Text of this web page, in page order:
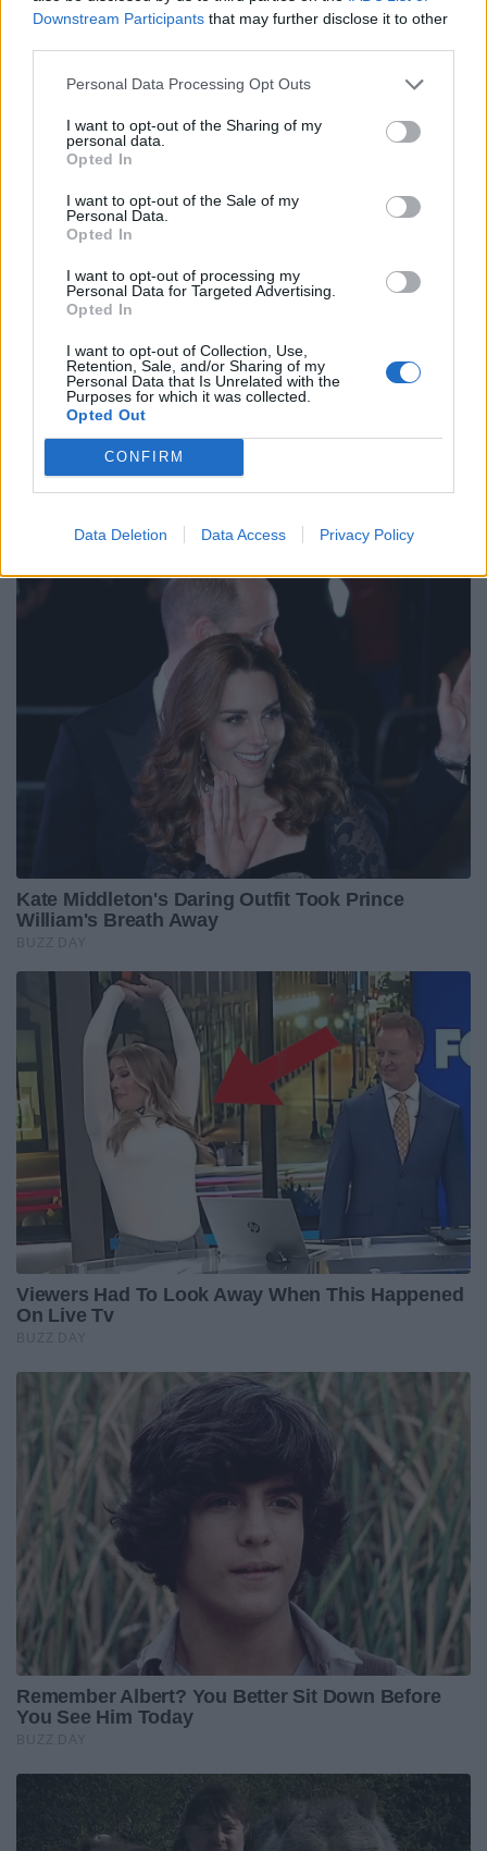
Downstream Participants that may further disclose it to other
Personal Data Processing Opt Outs
I want to opt-out of the Sharing of my
personal data.
Opted In
I want to opt-out of the Sale of my
Personal Data.
Opted In
I want to opt-out of processing my
Personal Data for Targeted Advertising.
Opted In
I want to opt-out of Collection, Use,
Retention, Sale, and/or Sharing of my
Personal Data that Is Unrelated with the
Purposes for which it was collected.
Opted Out
CONFIRM
Data Deletion Data Access Privacy Policy